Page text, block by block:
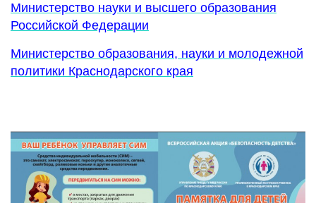
Министерство науки и высшего образования
Российской Федерации
Министерство образования, науки и молодежной
политики Краснодарского края